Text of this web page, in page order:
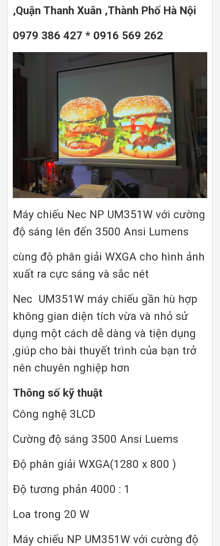
,Quận Thanh Xuân ,Thành Phố Hà Nội
0979 386 427 * 0916 569 262
Máy chiếu Nec NP UM351W với cường
độ sáng lên đến 3500 Ansi Lumens
cùng độ phân giải WXGA cho hình ảnh
xuất ra cực sáng và sắc nét
Nec UM351W máy chiếu gần hù hợp
không gian diện tích vừa và nhỏ sử
dụng một cách dễ dàng và tiện dụng
,giúp cho bài thuyết trình của bạn trở
nên chuyên nghiệp hơn
Thông số kỹ thuật
Công nghệ 3LCD
Cường độ sáng 3500 Ansi Luems
Độ phân giải WXGA(1280 x 800 )
Độ tương phản 4000 : 1
Loa trong 20 W
Máy chiếu NP UM351W với cường độ